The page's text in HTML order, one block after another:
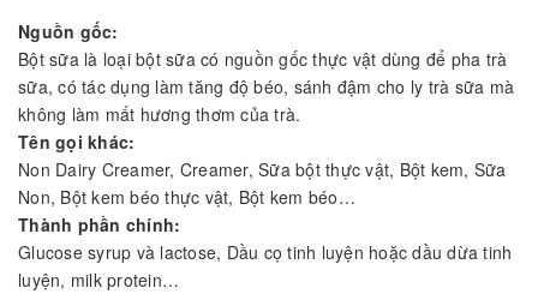
Nguồn gốc:
Bột sữa là loại bột sữa có nguồn gốc thực vật dùng để pha trà
sữa, có tác dụng làm tăng độ béo, sánh đậm cho ly trà sữa mà
không làm mất hương thơm của trà.
Tên gọi khác:
Non Dairy Creamer, Creamer, Sữa bột thực vật, Bột kem, Sữa
Non, Bột kem béo thực vật, Bột kem béo…
Thành phần chính:
Glucose syrup và lactose, Dầu cọ tinh luyện hoặc dầu dừa tinh
luyện, milk protein…